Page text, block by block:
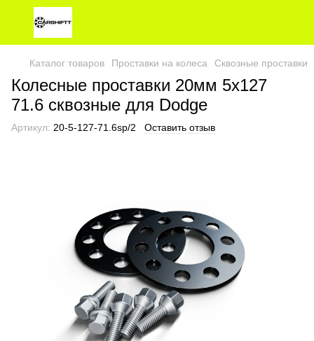
Каталог товаров Проставки на колеса Сквозные проставки
Колесные проставки 20мм 5х127
71.6 сквозные для Dodge
Артикул: 20-5-127-71.6sp/2 Оставить отзыв